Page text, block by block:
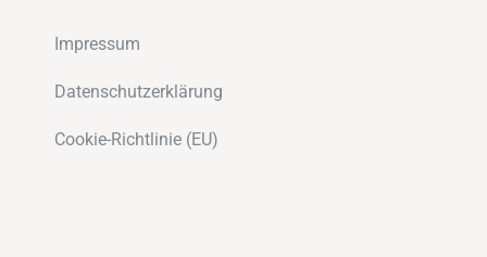
Impressum
Datenschutzerklärung
Cookie-Richtlinie (EU)